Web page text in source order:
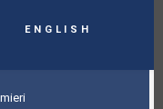
English